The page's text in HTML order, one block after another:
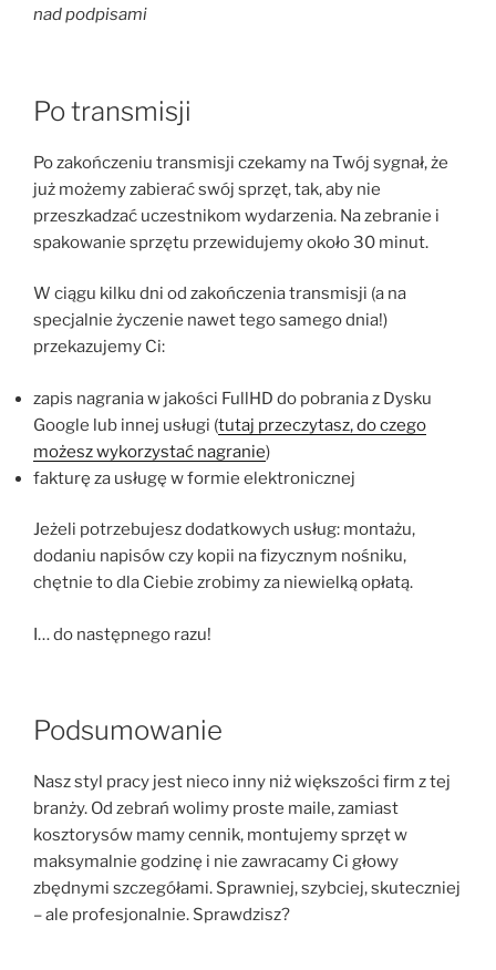
nad podpisami
Po transmisji
Po zakończeniu transmisji czekamy na Twój sygnał, że
już możemy zabierać swój sprzęt, tak, aby nie
przeszkadzać uczestnikom wydarzenia. Na zebranie i
spakowanie sprzętu przewidujemy około 30 minut.
W ciągu kilku dni od zakończenia transmisji (a na
specjalnie życzenie nawet tego samego dnia!)
przekazujemy Ci:
zapis nagrania w jakości FullHD do pobrania z Dysku
Google lub innej usługi (tutaj przeczytasz, do czego
możesz wykorzystać nagranie)
fakturę za usługę w formie elektronicznej
Jeżeli potrzebujesz dodatkowych usług: montażu,
dodaniu napisów czy kopii na fizycznym nośniku,
chętnie to dla Ciebie zrobimy za niewielką opłatą.
I… do następnego razu!
Podsumowanie
Nasz styl pracy jest nieco inny niż większości firm z tej
branży. Od zebrań wolimy proste maile, zamiast
kosztorysów mamy cennik, montujemy sprzęt w
maksymalnie godzinę i nie zawracamy Ci głowy
zbędnymi szczegółami. Sprawniej, szybciej, skuteczniej
– ale profesjonalnie. Sprawdzisz?